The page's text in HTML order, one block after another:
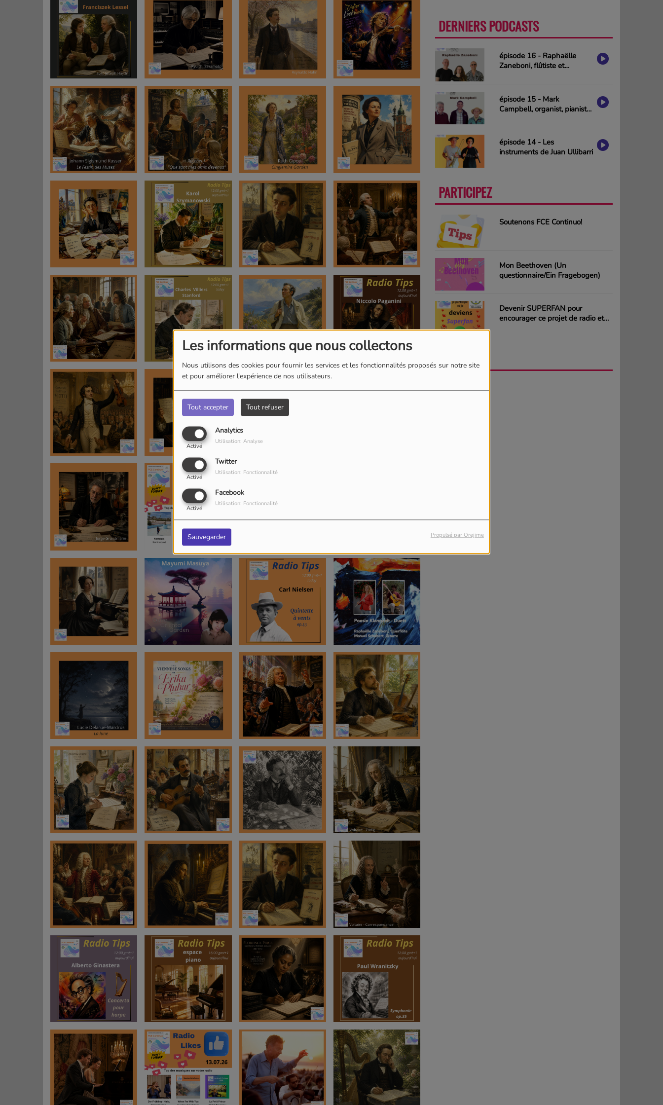
Les informations que nous collectons
Nous utilisons des cookies pour fournir les services et les fonctionnalités proposés sur notre site
et pour améliorer l'expérience de nos utilisateurs.
Tout accepter Tout refuser
Analytics
Activé
Utilisation: Analyse
Twitter
Activé
Utilisation: Fonctionnalité
Facebook
Activé
Utilisation: Fonctionnalité
Sauvegarder Propulsé par Orejime
DERNIERS PODCASTS
épisode 16 - Raphaëlle
Zaneboni, flûtiste et
épisode 15 - Mark
Campbell, organist, pianist
épisode 14 - Les
instruments de Juan Ullibarri
PARTICIPEZ
Soutenons FCE Continuo!
Mon Beethoven (Un
questionnaire/Ein Fragebogen)
Devenir SUPERFAN pour
encourager ce projet de radio et
AGENDA